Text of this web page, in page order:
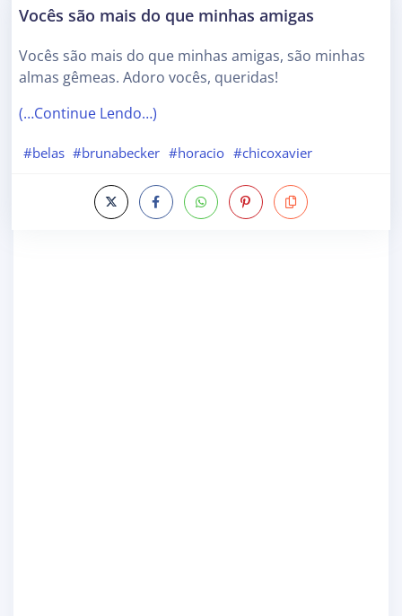
Vocês são mais do que minhas amigas
Vocês são mais do que minhas amigas, são minhas
almas gêmeas. Adoro vocês, queridas!
(…Continue Lendo…)
#belas #brunabecker #horacio #chicoxavier